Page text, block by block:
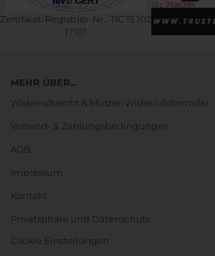
Zertifikat-Registrier-Nr.: TIC 15 102
17101
MEHR ÜBER...
Widerrufsrecht & Muster-Widerrufsformular
Versand- & Zahlungsbedingungen
AGB
Impressum
Kontakt
Privatsphäre und Datenschutz
Cookie Einstellungen